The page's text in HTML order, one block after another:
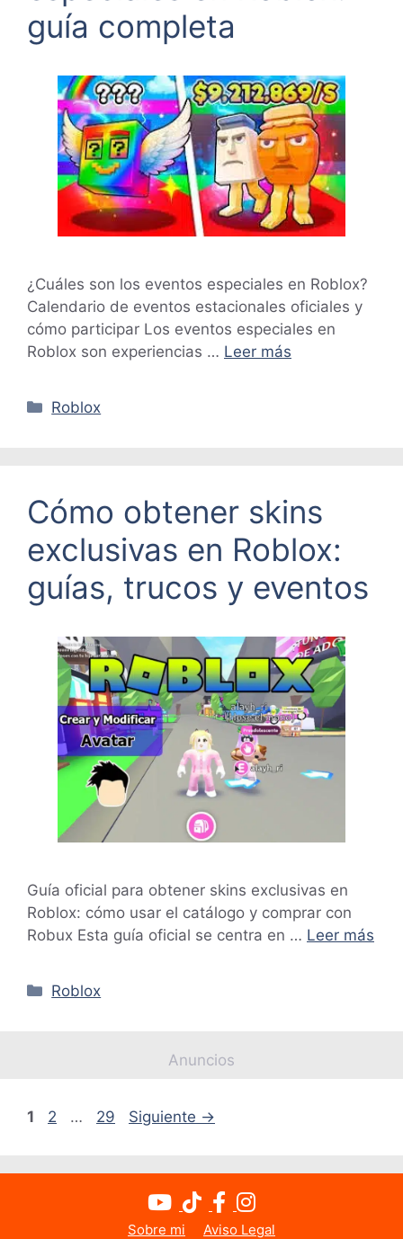
guía completa
¿Cuáles son los eventos especiales en Roblox?
Calendario de eventos estacionales oficiales y
cómo participar Los eventos especiales en
Roblox son experiencias … Leer más
Categorías
Roblox
Cómo obtener skins
exclusivas en Roblox:
guías, trucos y eventos
Guía oficial para obtener skins exclusivas en
Roblox: cómo usar el catálogo y comprar con
Robux Esta guía oficial se centra en … Leer más
Categorías
Roblox
Anuncios
Página
1 Página
2 … Página
29 Siguiente →
Sobre mi Aviso Legal